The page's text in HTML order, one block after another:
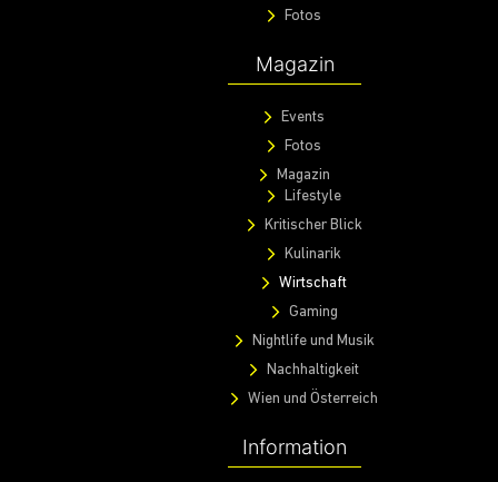
Fotos
Magazin
Events
Fotos
Magazin
Lifestyle
Kritischer Blick
Kulinarik
Wirtschaft
Gaming
Nightlife und Musik
Nachhaltigkeit
Wien und Österreich
Information